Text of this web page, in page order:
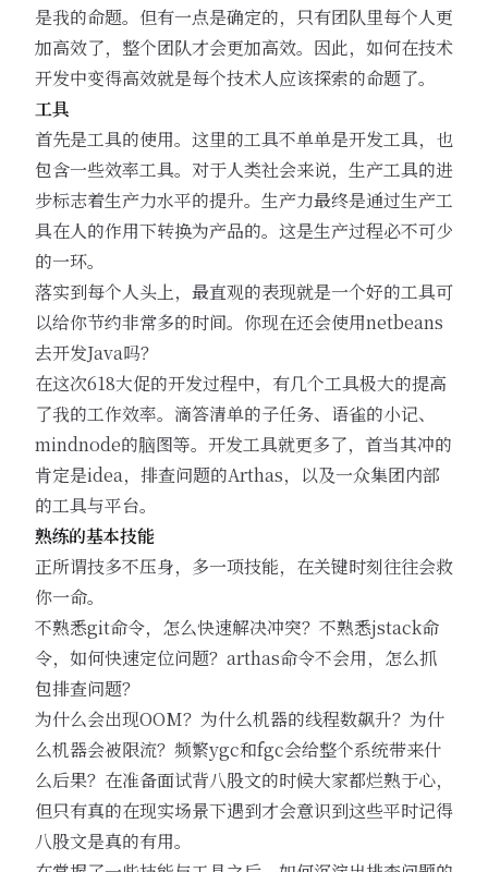
是我的命题。但有一点是确定的，只有团队里每个人更
加高效了，整个团队才会更加高效。因此，如何在技术
开发中变得高效就是每个技术人应该探索的命题了。
工具
首先是工具的使用。这里的工具不单单是开发工具，也
包含一些效率工具。对于人类社会来说，生产工具的进
步标志着生产力水平的提升。生产力最终是通过生产工
具在人的作用下转换为产品的。这是生产过程必不可少
的一环。
落实到每个人头上，最直观的表现就是一个好的工具可
以给你节约非常多的时间。你现在还会使用netbeans
去开发Java吗？
在这次618大促的开发过程中，有几个工具极大的提高
了我的工作效率。滴答清单的子任务、语雀的小记、
mindnode的脑图等。开发工具就更多了，首当其冲的
肯定是idea，排查问题的Arthas，以及一众集团内部
的工具与平台。
熟练的基本技能
正所谓技多不压身，多一项技能，在关键时刻往往会救
你一命。
不熟悉git命令，怎么快速解决冲突？不熟悉jstack命
令，如何快速定位问题？arthas命令不会用，怎么抓
包排查问题？
为什么会出现OOM？为什么机器的线程数飙升？为什
么机器会被限流？频繁ygc和fgc会给整个系统带来什
么后果？在准备面试背八股文的时候大家都烂熟于心，
但只有真的在现实场景下遇到才会意识到这些平时记得
八股文是真的有用。